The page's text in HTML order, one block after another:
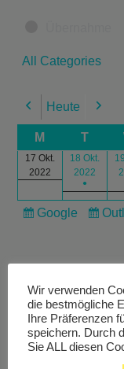
All Categories
Previous
Heute Next
M T
17 Okt.
2022
18 Okt.
2022
●
Subscribe
Google
Wir verwenden
die bestmögliche
Ihre Präferenzen
speichern. Durch
Sie ALL diesen